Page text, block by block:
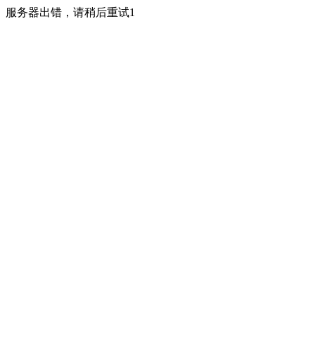
服务器出错，请稍后重试1